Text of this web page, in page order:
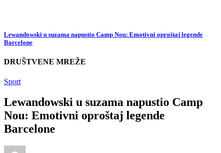
Lewandowski u suzama napustio Camp Nou: Emotivni oproštaj legende
Barcelone
DRUŠTVENE MREŽE
Sport
Lewandowski u suzama napustio Camp
Nou: Emotivni oproštaj legende
Barcelone